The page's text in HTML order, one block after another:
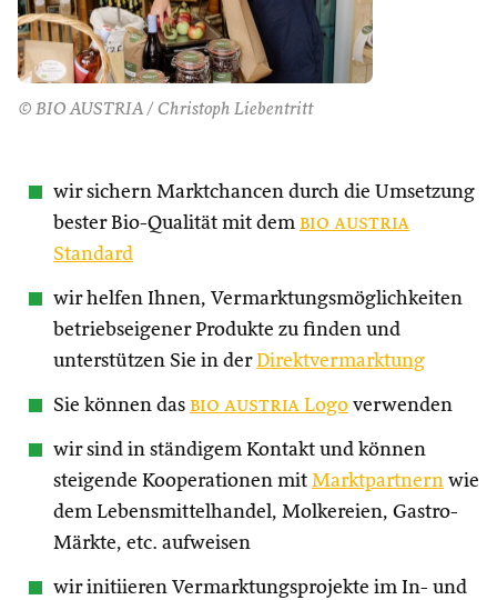
© BIO AUSTRIA / Christoph Liebentritt
wir sichern Marktchancen durch die Umsetzung
bester Bio-Qualität mit dem bio austria
Standard
wir helfen Ihnen, Vermarktungsmöglichkeiten
betriebseigener Produkte zu finden und
unterstützen Sie in derDirektvermarktung
Sie können das bio austria Logo verwenden
wir sind in ständigem Kontakt und können
steigende Kooperationen mit Marktpartnern wie
dem Lebensmittelhandel, Molkereien, Gastro-
Märkte, etc. aufweisen
wir initiieren Vermarktungsprojekte im In- und